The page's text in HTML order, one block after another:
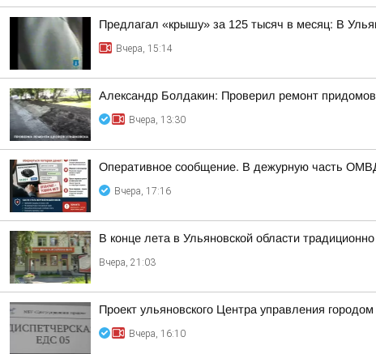
Предлагал «крышу» за 125 тысяч в месяц: В
Вчера, 15:14
Александр Болдакин: Проверил ремонт
Вчера, 13:30
Оперативное сообщение. В дежурную часть
Вчера, 17:16
В конце лета в Ульяновской области
Вчера, 21:03
Проект ульяновского Центра управления
Вчера, 16:10